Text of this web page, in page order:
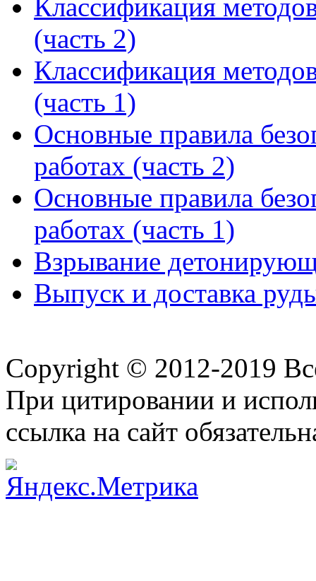
Классификация
(часть 2)
Классификация
(часть 1)
Основные правила
работах (часть 2)
Основные правила
работах (часть 1)
Взрывание
Выпуск и доставка
Copyright © 2012-2019
При цитировании и
ссылка на сайт